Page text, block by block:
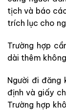
tịch và báo
trích lục cho
Trường hợp
dài thêm
Người đi đăng
định và giấy
Trường hợp